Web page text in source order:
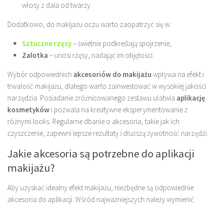
włosy z dala od twarzy.
Dodatkowo, do makijażu oczu warto zaopatrzyć się w:
Sztuczne rzęsy– świetnie podkreślają spojrzenie,
Zalotka – unosi rzęsy, nadając im objętości.
Wybór odpowiednich akcesoriów do makijażu wpływa na efekt i
trwałość makijażu, dlatego warto zainwestować w wysokiej jakości
narzędzia. Posiadanie zróżnicowanego zestawu ułatwia aplikację
kosmetyków i pozwala na kreatywne eksperymentowanie z
różnymi looks. Regularne dbanie o akcesoria, takie jak ich
czyszczenie, zapewni lepsze rezultaty i dłuższą żywotność narzędzi.
Jakie akcesoria są potrzebne do aplikacji
makijażu?
Aby uzyskać idealny efekt makijażu, niezbędne są odpowiednie
akcesoria do aplikacji. Wśród najważniejszych należy wymienić